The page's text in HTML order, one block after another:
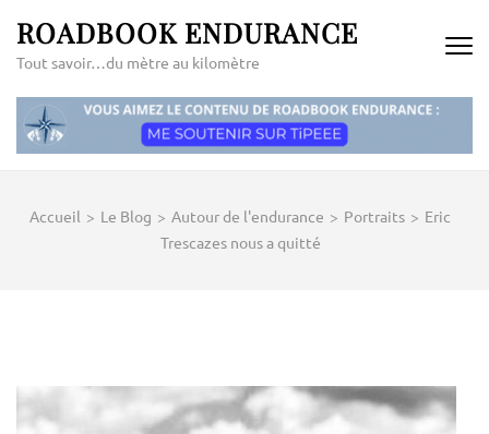
contenu
Entrée)
ROADBOOK ENDURANCE
Tout savoir…du mètre au kilomètre
Accueil > Le Blog > Autour de l'endurance > Portraits > Eric
Trescazes nous a quitté